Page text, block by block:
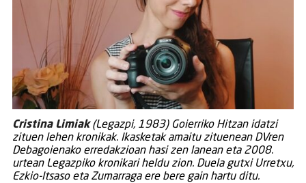
Cristina Limiak(Legazpi, 1983) Goierriko Hitzan idatzi
zituen lehen kronikak. Ikasketak amaitu zituenean DVren
Debagoienako erredakzioan hasi zen lanean eta 2008.
urtean Legazpiko kronikari heldu zion. Duela gutxi Urretxu,
Ezkio-Itsaso eta Zumarraga ere bere gain hartu ditu.